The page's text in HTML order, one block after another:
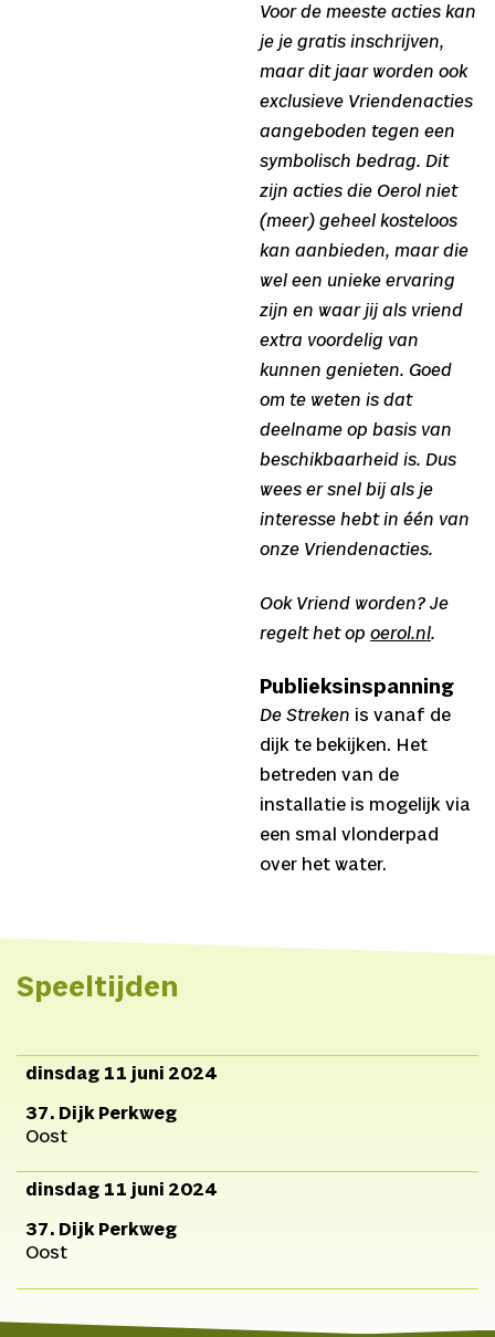
Voor de meeste acties kan
je je gratis inschrijven,
maar dit jaar worden ook
exclusieve Vriendenacties
aangeboden tegen een
symbolisch bedrag. Dit
zijn acties die Oerol niet
(meer) geheel kosteloos
kan aanbieden, maar die
wel een unieke ervaring
zijn en waar jij als vriend
extra voordelig van
kunnen genieten. Goed
om te weten is dat
deelname op basis van
beschikbaarheid is. Dus
wees er snel bij als je
interesse hebt in één van
onze Vriendenacties.
Ook Vriend worden? Je
regelt het op oerol.nl.
Publieksinspanning
De Streken is vanaf de
dijk te bekijken. Het
betreden van de
installatie is mogelijk via
een smal vlonderpad
over het water.
Speeltijden
dinsdag 11 juni 2024
37. Dijk Perkweg
Oost
dinsdag 11 juni 2024
37. Dijk Perkweg
Oost